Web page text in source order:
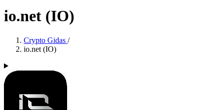
io.net (IO)
Crypto Gidas /
io.net (IO)